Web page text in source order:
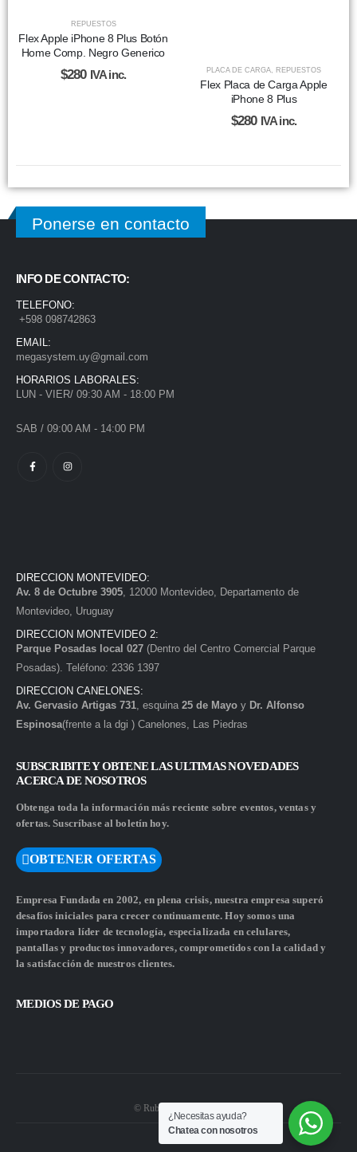
REPUESTOS
Flex Apple iPhone 8 Plus Botón
Home Comp. Negro Generico
$280 IVA inc. PLACA DE CARGA REPUESTOS
Flex Placa de Carga Apple
iPhone 8 Plus
$280 IVA inc.
Ponerse en contacto
INFO DE CONTACTO:
TELEFONO:
+598 098742863
EMAIL:
megasystem.uy@gmail.com
HORARIOS LABORALES:
LUN - VIER/ 09:30 AM - 18:00 PM
SAB / 09:00 AM - 14:00 PM
DIRECCION MONTEVIDEO:
Av. 8 de Octubre 3905 , 12000 Montevideo, Departamento de
Montevideo, Uruguay
DIRECCION MONTEVIDEO 2:
Parque Posadas local 027 (Dentro del Centro Comercial Parque
Posadas). Teléfono: 2336 1397
DIRECCION CANELONES:
Av. Gervasio Artigas 731 , esquina 25 de Mayo y Dr. Alfonso
Espinosa(frente a la dgi ) Canelones, Las Piedras
SUBSCRIBITE Y OBTENE LAS ULTIMAS NOVEDADES
ACERCA DE NOSOTROS
Obtenga toda la información más reciente sobre eventos, ventas y
ofertas. Suscríbase al boletín hoy.
OBTENER OFERTAS
Empresa Fundada en 2002, en plena crisis, nuestra empresa superó
desafíos iniciales para crecer continuamente. Hoy somos una
importadora líder de tecnología, especializada en celulares,
pantallas y productos innovadores, comprometidos con la calidad y
la satisfacción de nuestros clientes.
MEDIOS DE PAGO
© Rubiwebs.com 2026.
¿Necesitas ayuda?
Chatea con nosotros